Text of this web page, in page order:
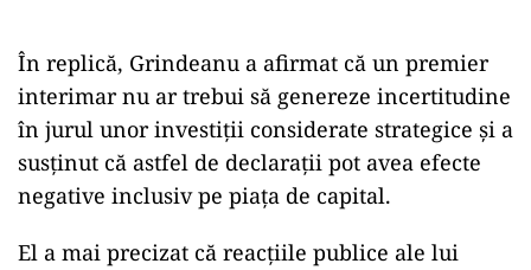
În replică, Grindeanu a afirmat că un premier
interimar nu ar trebui să genereze incertitudine
în jurul unor investiții considerate strategice și a
susținut că astfel de declarații pot avea efecte
negative inclusiv pe piața de capital.
El a mai precizat că reacțiile publice ale lui